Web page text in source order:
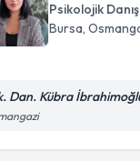
Psikolojik
Bursa,
Dan. Kübra